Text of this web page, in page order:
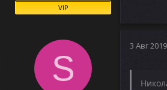
VIP
S
3 Авг 2019